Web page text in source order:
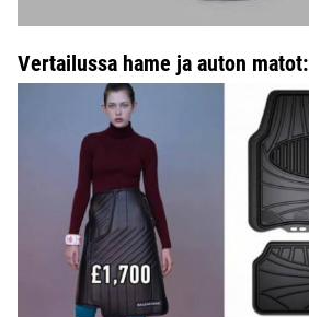
Vertailussa hame ja auton matot: